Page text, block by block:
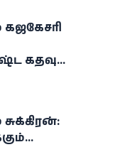
கதவு